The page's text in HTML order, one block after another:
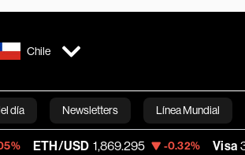
Chile
día Newsletters Línea Mundial
Bloomberg
1,869.295 -0.32% Visa 369.59